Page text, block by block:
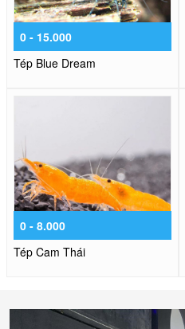
0 - 15.000
Tép Blue Dream
0 - 8.000
Tép Cam Thái